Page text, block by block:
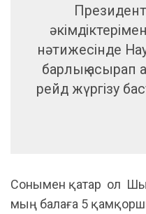
Президент
нәтижесінде
барлық асырап
рейд жүргізу
Сонымен қатар ол
мың балаға 5